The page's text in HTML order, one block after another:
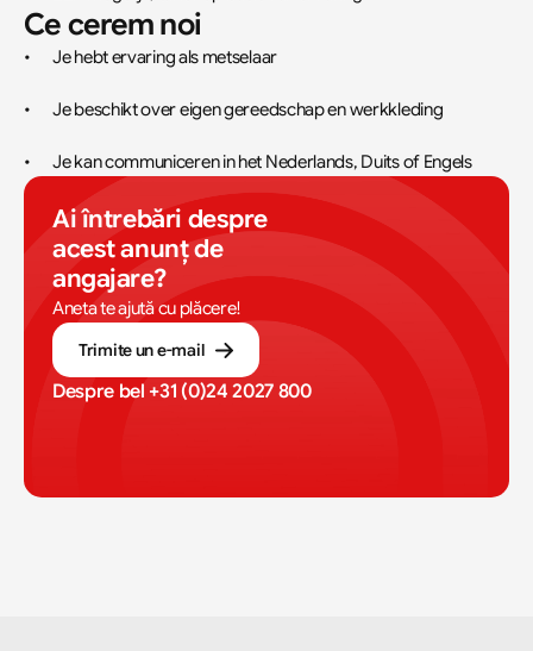
Ce cerem noi
•	Je hebt ervaring als metselaar
•	Je beschikt over eigen gereedschap en werkkleding
•	Je kan communiceren in het Nederlands, Duits of Engels
Ai întrebări despre
acest anunț de
angajare?
Aneta te ajută cu plăcere!
Trimite un e-mail
Despre bel +31 (0)24 2027 800